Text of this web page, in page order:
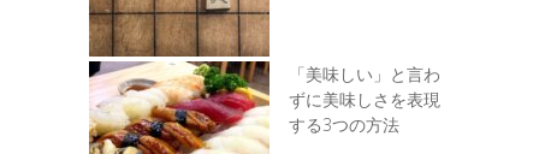
「美味しい」と言わ
ずに美味しさを表現
する3つの方法